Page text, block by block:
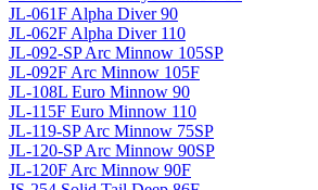
JL-061F Alpha Diver 90
JL-062F Alpha Diver 110
JL-092-SP Arc Minnow 105SP
JL-092F Arc Minnow 105F
JL-108L Euro Minnow 90
JL-115F Euro Minnow 110
JL-119-SP Arc Minnow 75SP
JL-120-SP Arc Minnow 90SP
JL-120F Arc Minnow 90F